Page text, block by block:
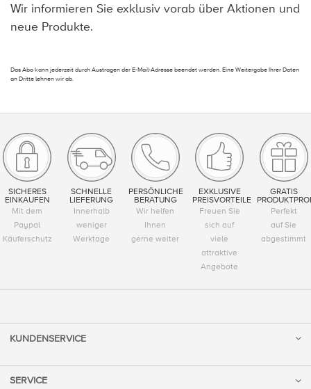
Wir informieren Sie exklusiv vorab über Aktionen und
neue Produkte.
Das Abo kann jederzeit durch Austragen der E-Mail-Adresse beendet werden. Eine Weitergabe Ihrer Daten
an Dritte lehnen wir ab.
SICHERES
EINKAUFEN
Mit dem
Paypal
Käuferschutz
SCHNELLE
LIEFERUNG
Innerhalb
weniger
Werktage
PERSÖNLICHE
BERATUNG
Wir helfen
Ihnen
gerne weiter
EXKLUSIVE
PREISVORTEILE
Freuen Sie
sich auf
viele
attraktive
Angebote
GRATIS
Perfekt
auf Sie
abgestimmt
KUNDENSERVICE
SERVICE